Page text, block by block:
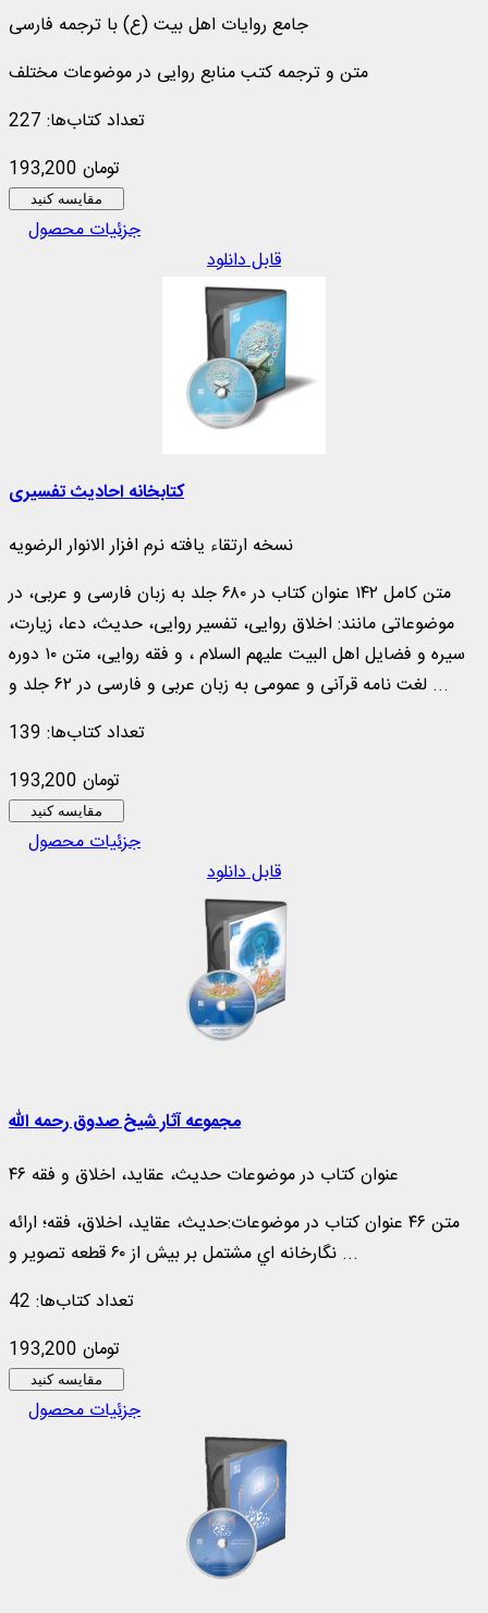
جامع روایات اهل بیت (ع) با ترجمه فارسی
متن و ترجمه کتب منابع روایی در موضوعات مختلف
تعداد کتاب‌ها: 227
193,200 تومان
مقایسه کنید
جزئیات محصول
قابل دانلود
کتابخانه احادیث تفسیری
نسخه ارتقاء یافته نرم افزار الانوار الرضویه
متن کامل ۱۴۲ عنوان کتاب در ۶۸۰ جلد به زبان فارسی و عربی، در
موضوعاتی مانند: اخلاق روایی، تفسیر روایی، حدیث، دعا، زیارت،
سیره و فضایل اهل البیت علیهم السلام ، و فقه روایی، متن ۱۰ دوره
لغت نامه قرآنی و عمومی به زبان عربی و فارسی در ۶۲ جلد و ...
تعداد کتاب‌ها: 139
193,200 تومان
مقایسه کنید
جزئیات محصول
قابل دانلود
مجموعه آثار شیخ صدوق رحمه الله
۴۶ عنوان کتاب در موضوعات حدیث، عقاید، اخلاق و فقه
متن ۴۶ عنوان کتاب در موضوعات:حديث، عقايد، اخلاق، فقه؛ ارائه
نگارخانه اي مشتمل بر بيش از ۶۰ قطعه تصوير و ...
تعداد کتاب‌ها: 42
193,200 تومان
مقایسه کنید
جزئیات محصول